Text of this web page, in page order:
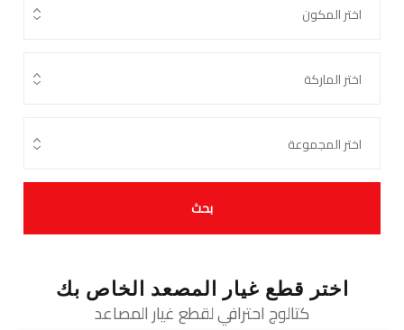
بحث
اختر قطع غيار المصعد الخاص بك
كتالوج احترافي لقطع غيار المصاعد